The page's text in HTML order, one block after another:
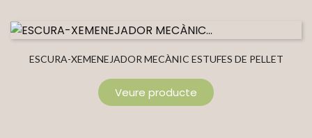
ESCURA-XEMENEJADOR MECÀNIC ESTUFES DE PELLET
Veure producte